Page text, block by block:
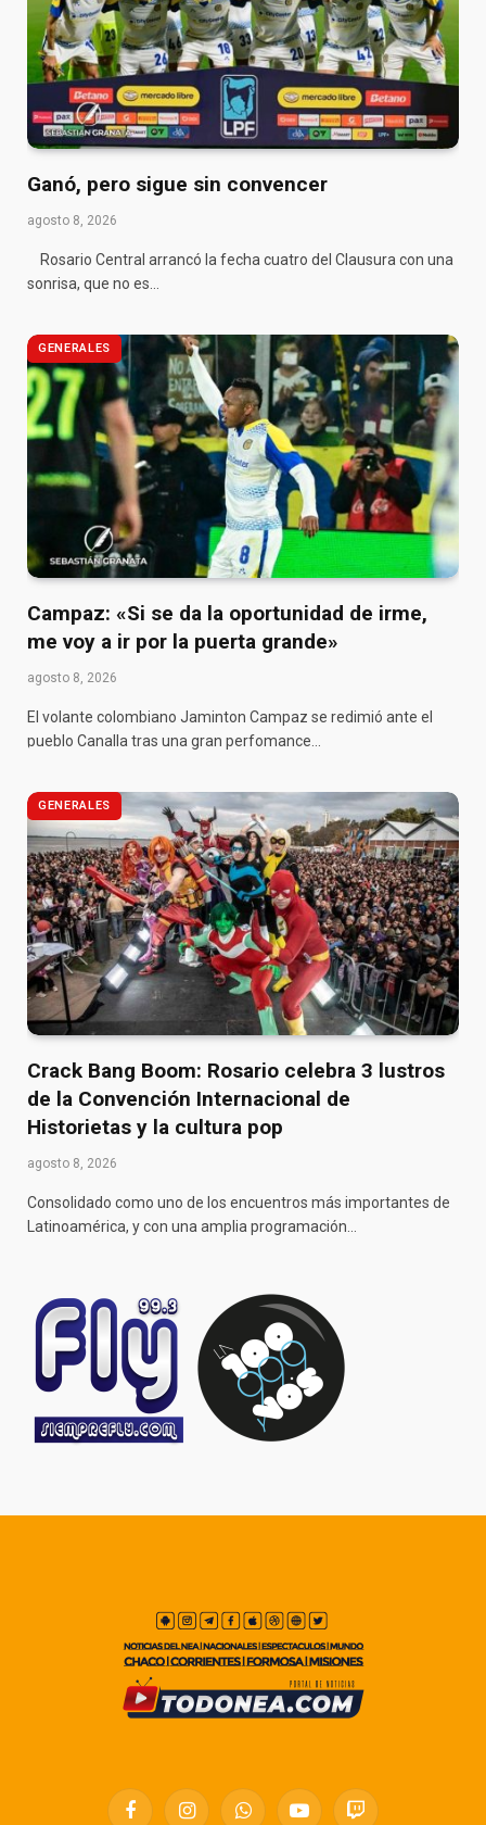
Ganó, pero sigue sin convencer
agosto 8, 2026
Rosario Central arrancó la fecha cuatro del Clausura con una
sonrisa, que no es…
GENERALES
Campaz: «Si se da la oportunidad de irme,
me voy a ir por la puerta grande»
agosto 8, 2026
El volante colombiano Jaminton Campaz se redimió ante el
pueblo Canalla tras una gran perfomance…
GENERALES
Crack Bang Boom: Rosario celebra 3 lustros
de la Convención Internacional de
Historietas y la cultura pop
agosto 8, 2026
Consolidado como uno de los encuentros más importantes de
Latinoamérica, y con una amplia programación…
FacebookInstagramWhatsAppYouTubeTwitch